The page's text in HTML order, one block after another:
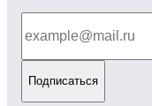
Подписаться